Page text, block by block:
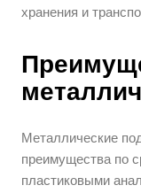
хранения и
Металлические
преимущества по
пластиковыми